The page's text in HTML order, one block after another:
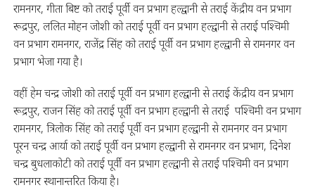
रामनगर, गीता बिष्ट को तराई पूर्वी वन प्रभाग हल्द्वानी से तराई केंद्रीय वन प्रभाग
रूद्रपुर, ललित मोहन जोशी को तराई पूर्वी वन प्रभाग हल्द्वानी से तराई ‌पश्चिमी
वन प्रभाग रामनगर, राजेंद्र सिंह को तराई पूर्वी वन प्रभाग हल्द्वानी से रामनगर वन
प्रभाग भेजा गया है।
वहीं हेम चन्द्र जोशी को तराई पूर्वी वन प्रभाग हल्द्वानी से तराई केंद्रीय वन प्रभाग
रूद्रपुर, राजन सिंह को तराई पूर्वी वन प्रभाग हल्द्वानी से तराई पश्चिमी वन प्रभाग
रामनगर, त्रिलोक सिंह को तराई पूर्वी वन प्रभाग हल्द्वानी से रामनगर वन प्रभाग
पूरन चन्द्र आर्या को तराई पूर्वी वन प्रभाग हल्द्वानी से रामनगर वन प्रभाग, दिनेश
चन्द्र बुधलाकोटी को तराई पूर्वी वन प्रभाग हल्द्वानी से तराई ‌पश्चिमी वन प्रभाग
रामनगर स्थानान्तरित किया है।